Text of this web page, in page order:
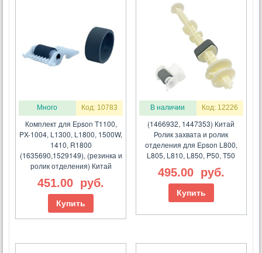
Много Код: 10783
Комплект для Epson T1100,
PX-1004, L1300, L1800, 1500W,
1410, R1800
(1635690,1529149), (резинка и
ролик отделения) Китай
451.00 руб.
Купить
В наличии Код: 12226
(1466932, 1447353) Китай
Ролик захвата и ролик
отделения для Epson L800,
L805, L810, L850, P50, T50
495.00 руб.
Купить